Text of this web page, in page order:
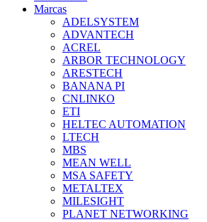
Marcas
ADELSYSTEM
ADVANTECH
ACREL
ARBOR TECHNOLOGY
ARESTECH
BANANA PI
CNLINKO
ETI
HELTEC AUTOMATION
LTECH
MBS
MEAN WELL
MSA SAFETY
METALTEX
MILESIGHT
PLANET NETWORKING